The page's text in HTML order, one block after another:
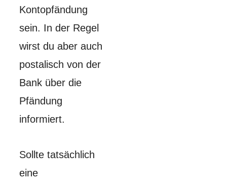
Kontopfändung
sein. In der Regel
wirst du aber auch
postalisch von der
Bank über die
Pfändung
informiert.
Sollte tatsächlich
eine